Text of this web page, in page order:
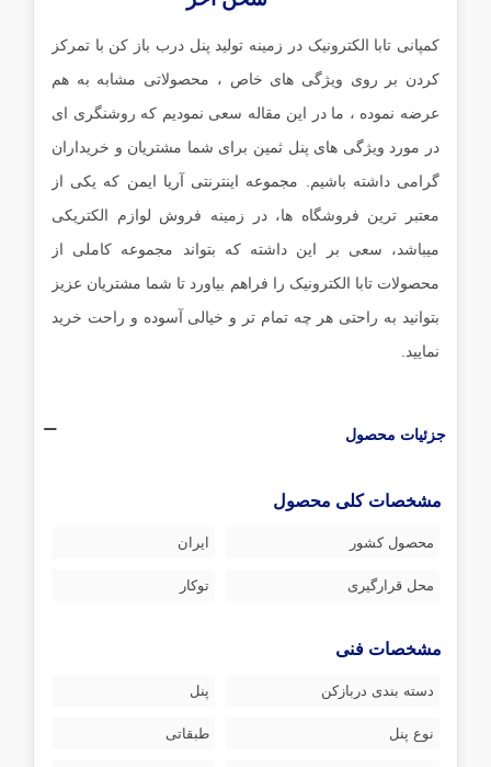
کمپانی تابا الکترونیک در زمینه تولید پنل درب باز کن با تمرکز
کردن بر روی ویژگی های خاص ، محصولاتی مشابه به هم
عرضه نموده ، ما در این مقاله سعی نمودیم که روشنگری ای
در مورد ویژگی های پنل ثمین برای شما مشتریان و خریداران
گرامی داشته باشیم. مجموعه اینترنتی آریا ایمن که یکی از
معتبر ترین فروشگاه ها، در زمینه فروش لوازم الکتریکی
میباشد، سعی بر این داشته که بتواند مجموعه کاملی از
محصولات تابا الکترونیک را فراهم بیاورد تا شما مشتریان عزیز
بتوانید به راحتی هر چه تمام تر و خیالی آسوده و راحت خرید
نمایید.
جزئیات محصول
مشخصات کلی محصول
محصول کشور ایران
محل قرارگیری توکار
مشخصات فنی
دسته بندی دربازکن پنل
نوع پنل طبقاتی